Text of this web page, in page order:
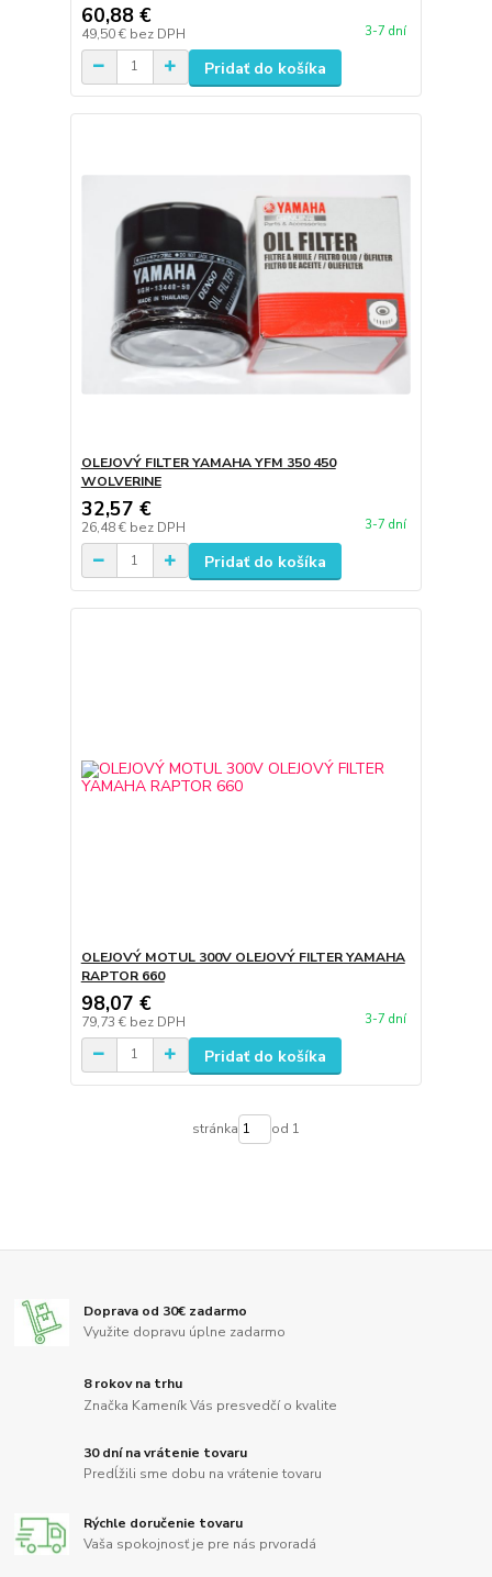
60,88 €
49,50 € bez DPH 3-7 dní
Pridať do košíka
OLEJOVÝ FILTER YAMAHA YFM 350 450
WOLVERINE
32,57 €
26,48 € bez DPH 3-7 dní
Pridať do košíka
OLEJOVÝ MOTUL 300V OLEJOVÝ FILTER YAMAHA
RAPTOR 660
98,07 €
79,73 € bez DPH 3-7 dní
Pridať do košíka
stránka od 1
Doprava od 30€ zadarmo
Využite dopravu úplne zadarmo
8 rokov na trhu
Značka Kameník Vás presvedčí o kvalite
30 dní na vrátenie tovaru
Predĺžili sme dobu na vrátenie tovaru
Rýchle doručenie tovaru
Vaša spokojnosť je pre nás prvoradá